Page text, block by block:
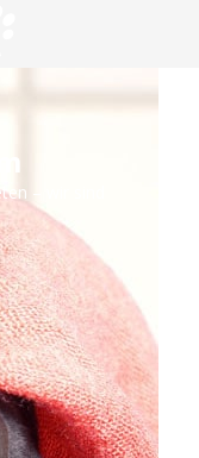
– wir sind